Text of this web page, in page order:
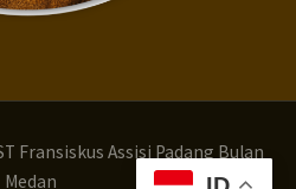
Fransiskus Assisi Padang Bulan
Medan